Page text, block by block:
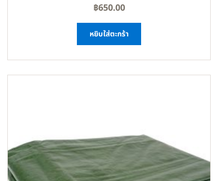
฿650.00
หยิบใส่ตะกร้า